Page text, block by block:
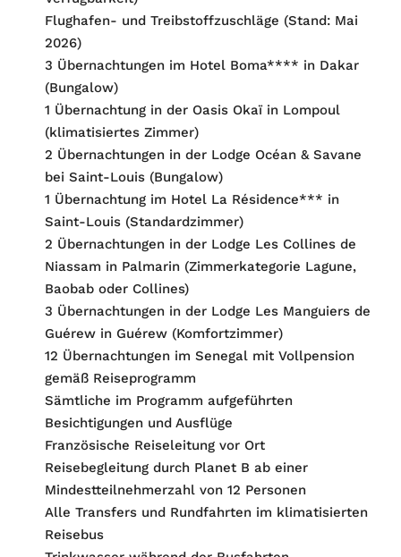
Flughafen- und Treibstoffzuschläge (Stand: Mai
2026)
3 Übernachtungen im Hotel Boma**** in Dakar
(Bungalow)
1 Übernachtung in der Oasis Okaï in Lompoul
(klimatisiertes Zimmer)
2 Übernachtungen in der Lodge Océan & Savane
bei Saint-Louis (Bungalow)
1 Übernachtung im Hotel La Résidence*** in
Saint-Louis (Standardzimmer)
2 Übernachtungen in der Lodge Les Collines de
Niassam in Palmarin (Zimmerkategorie Lagune,
Baobab oder Collines)
3 Übernachtungen in der Lodge Les Manguiers de
Guérew in Guérew (Komfortzimmer)
12 Übernachtungen im Senegal mit Vollpension
gemäß Reiseprogramm
Sämtliche im Programm aufgeführten
Besichtigungen und Ausflüge
Französische Reiseleitung vor Ort
Reisebegleitung durch Planet B ab einer
Mindestteilnehmerzahl von 12 Personen
Alle Transfers und Rundfahrten im klimatisierten
Reisebus